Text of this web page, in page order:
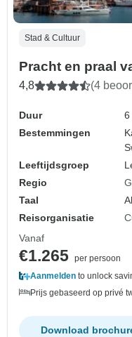
Stad & Cultuur
Pracht en praal
4,8 (4
Duur
6
Bestemmingen
Leeftijdsgroep
Regio
Taal
Reisorganisatie
Vanaf
€1.265 per persoon
Aanmelden to unlock
Prijs gebaseerd op privé
Download